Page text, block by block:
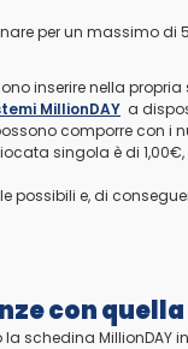
per un massimo di
inserire nella
MillionDAY a
comporre con i
singola è di
e, di
con
schedina MillionDAY